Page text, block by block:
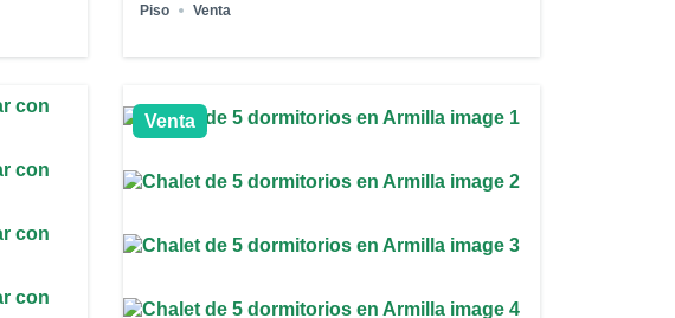
Piso Venta
Venta